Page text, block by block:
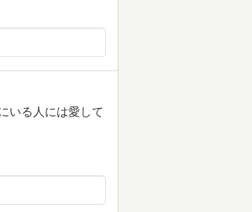
いる人には愛して